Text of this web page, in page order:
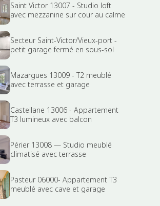
Saint Victor 13007 - Studio loft
avec mezzanine sur cour au calme
Secteur Saint-Victor/Vieux-port -
petit garage fermé en sous-sol
Mazargues 13009 - T2 meublé
avec terrasse et garage
Castellane 13006 - Appartement
T3 lumineux avec balcon
Périer 13008 — Studio meublé
climatisé avec terrasse
Pasteur 06000- Appartement T3
meublé avec cave et garage